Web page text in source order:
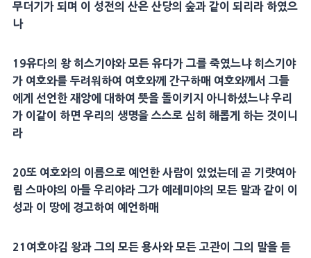
무더기가 되며 이 성전의 산은 산당의 숲과 같이 되리라 하였으
나
19유다의 왕히스기야와 모든 유다가 그를 죽였느냐히스기야
가 여호와를 두려워하여 여호와께 간구하매 여호와께서 그들
에게 선언한 재앙에 대하여 뜻을 돌이키지 아니하셨느냐 우리
가 이같이 하면 우리의 생명을 스스로 심히 해롭게 하는 것이니
라
20또 여호와의 이름으로 예언한 사람이 있었는데 곧 기럇여아
림 스마야의 아들 우리야라 그가 예레미야의 모든 말과 같이 이
성과 이 땅에 경고하여 예언하매
21 여호야김 왕과 그의 모든 용사와 모든 고관이 그의 말을 듣